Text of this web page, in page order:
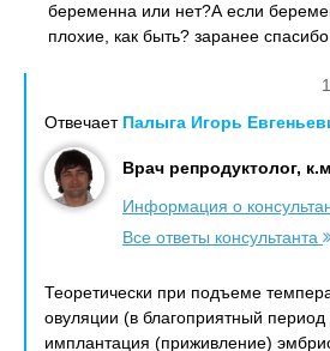
беременна или нет?А если
плохие, как быть? заранее спасибо
Отвечает Палыга Игорь
Врач репродуктолог,
Информация о
Все ответы консультанта
Теоретически при подъеме
овуляции (в благоприятный период
имплантация (приживление)